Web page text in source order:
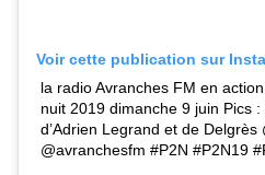
Voir cette publication sur
la radio Avranches FM en
nuit 2019 dimanche 9 juin Pics
d’Adrien Legrand et de Delgrès
@avranchesfm #P2N #P2N19